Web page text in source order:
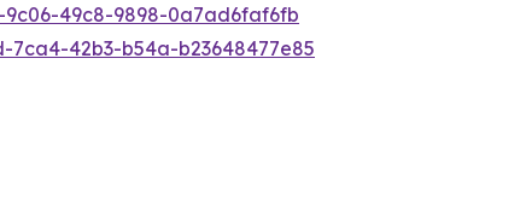
49c8-9898-0a7ad6faf6fb
42b3-b54a-b23648477e85